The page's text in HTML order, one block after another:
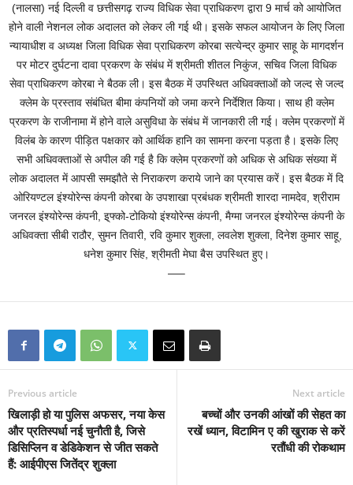
(नालसा) नई दिल्ली व छत्तीसगढ़ राज्य विधिक सेवा प्राधिकरण द्वारा 9 मार्च को आयोजित
होने वाली नेशनल लोक अदालत को लेकर ली गई थी। इसके सफल आयोजन के लिए जिला
न्यायाधीश व अध्यक्ष जिला विधिक सेवा प्राधिकरण कोरबा सत्येन्द्र कुमार साहू के मागदर्शन
पर मोटर दुर्घटना दावा प्रकरण के संबंध में श्रीमती शीतल निकुंज, सचिव जिला विधिक
सेवा प्राधिकरण कोरबा ने बैठक ली। इस बैठक में उपस्थित अधिवक्ताओं को जल्द से जल्द
क्लेम के प्रस्ताव संबंधित बीमा कंपनियों को जमा करने निर्देशित किया। साथ ही क्लेम
प्रकरण के राजीनामा में होने वाले असुविधा के संबंध में जानकारी ली गई। क्लेम प्रकरणों में
विलंब के कारण पीड़ित पक्षकार को आर्थिक हानि का सामना करना पड़ता है। इसके लिए
सभी अधिवक्ताओं से अपील की गई है कि क्लेम प्रकरणों को अधिक से अधिक संख्या में
लोक अदालत में आपसी समझौते से निराकरण कराये जाने का प्रयास करें। इस बैठक में दि
ओरियण्टल इंश्योरेन्स कंपनी कोरबा के उपशाखा प्रबंधक श्रीमती शारदा नामदेव, श्रीराम
जनरल इंश्योरेन्स कंपनी, इ्फ्को-टोकियो इंश्योरेन्स कंपनी, मैग्मा जनरल इंश्योरेन्स कंपनी के
अधिवक्ता सीबी राठौर, सुमन तिवारी, रवि कुमार शुक्ला, लवलेश शुक्ला, दिनेश कुमार साहू,
धनेश कुमार सिंह, श्रीमती मेघा बैस उपस्थित हुए।
—–
Previous article
खिलाड़ी हो या पुलिस अफसर, नया केस
और प्रतिस्पर्धा नई चुनौती है, जिसे
डिसिप्लिन व डेडिकेशन से जीत सकते
हैं: आईपीएस जितेंद्र शुक्ला
Next article
बच्चों और उनकी आंखों की सेहत का
रखें ध्यान, विटामिन ए की खुराक से करें
रतौंधी की रोकथाम